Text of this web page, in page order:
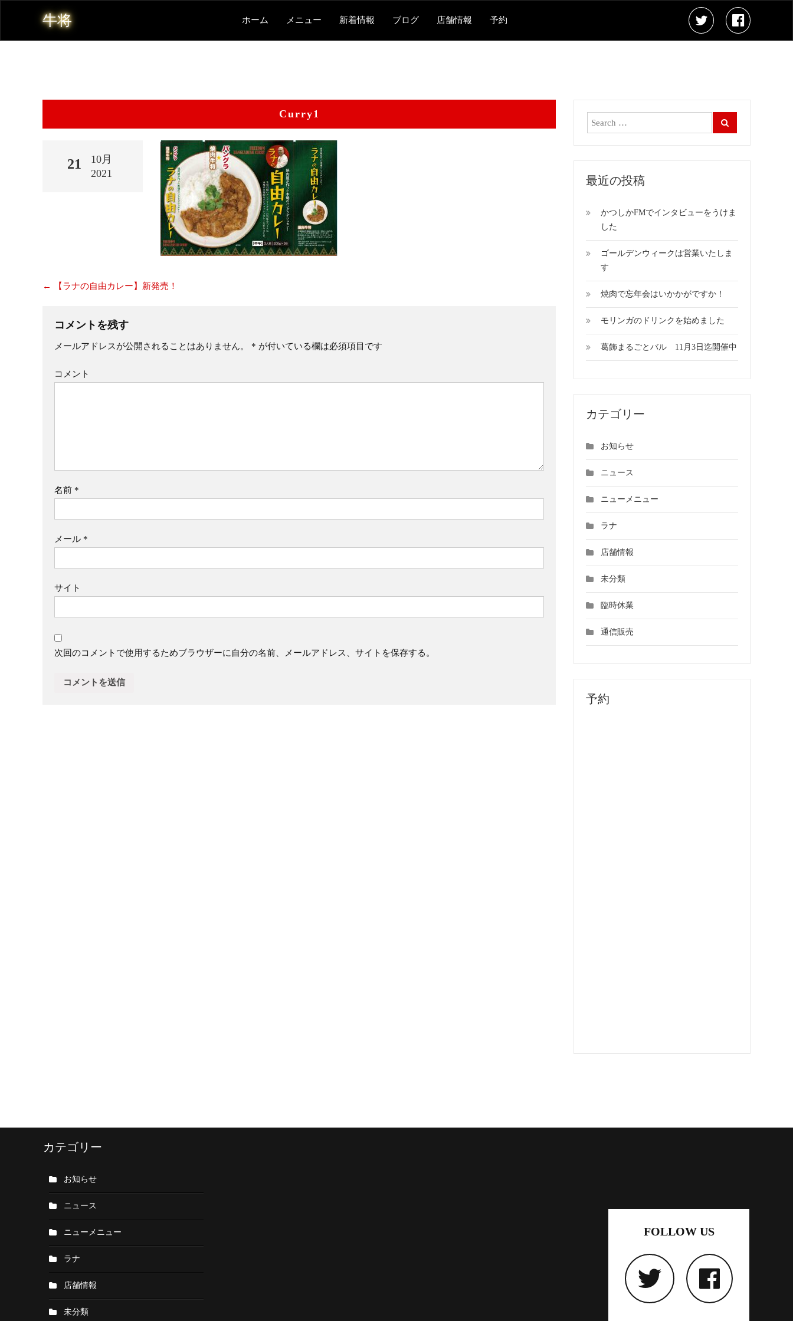
牛将 ホーム メニュー 新着情報 ブログ 店舗情報 予約
Curry1
21
10月
2021
← 【ラナの自由カレー】新発売！
コメントを残す
メールアドレスが公開されることはありません。 * が付いている欄は必須項目です
コメント
名前 *
メール *
サイト
次回のコメントで使用するためブラウザーに自分の名前、メールアドレス、サイトを保存する。
最近の投稿
かつしかFMでインタビューをうけま
した
ゴールデンウィークは営業いたしま
す
焼肉で忘年会はいかかがですか！
モリンガのドリンクを始めました
葛飾まるごとバル 11月3日迄開催中
カテゴリー
お知らせ
ニュース
ニューメニュー
ラナ
店舗情報
未分類
臨時休業
通信販売
予約
カテゴリー
お知らせ
ニュース
ニューメニュー
ラナ
店舗情報
未分類
FOLLOW US